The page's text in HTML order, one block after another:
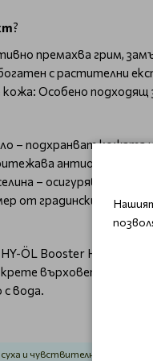
?
премахва грим,
с растителни
Особено подходящ
– подхранват кожата
– осигуряват
от градински чай) –
ÖL Booster Hydrating
върховете на
с вода.
суха и чувствителна кожа